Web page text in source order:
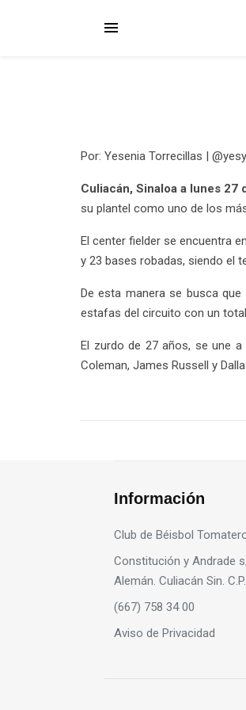
Por: Yesenia Torrecillas |
Culiacán, Sinaloa a lunes 27
su plantel como uno de los
El center fielder se encuentra
y 23 bases robadas, siendo el
De esta manera se busca
estafas del circuito con un
El zurdo de 27 años, se une
Coleman, James Russell y
Información
Club de Béisbol
Constitución y Andrade
Alemán. Culiacán Sin.
(667) 758 34 00
Aviso de Privacidad